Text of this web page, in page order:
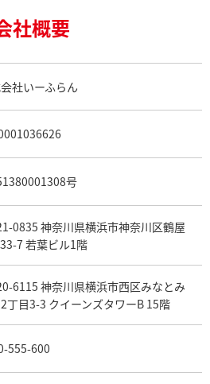
買取
取
ス買取
ン買取
取
取
社概要
社いーふらん
号
0835 神奈川県横浜市神奈川区鶴屋
7 若葉ビル1階
6115 神奈川県横浜市西区みなとみ
丁目3-3 クイーンズタワーB 15階
555-600